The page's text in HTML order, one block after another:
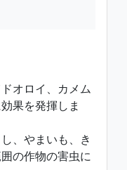
オロイ、カメム
果を発揮しま
、やまいも、き
の作物の害虫に